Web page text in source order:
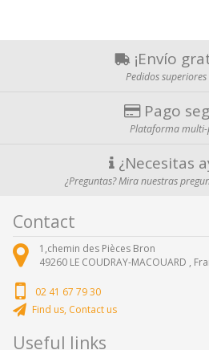
¡Envío
Pedidos
Pago
Plataforma multi-
¿Necesitas
¿Preguntas? Mira nuestras
Contact
1,chemin des Pièces Bron
49260 LE COUDRAY-MACOUARD ,
02 41 67 79 30
Find us, Contact us
Useful links